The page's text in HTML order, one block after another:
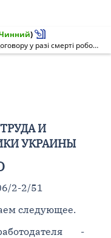
)
Щодо зняття з реєстрації трудового договору у разі смерті роботодавця - фізичної особи
И
УКРАИНЫ
2-2/51
следующее.
-